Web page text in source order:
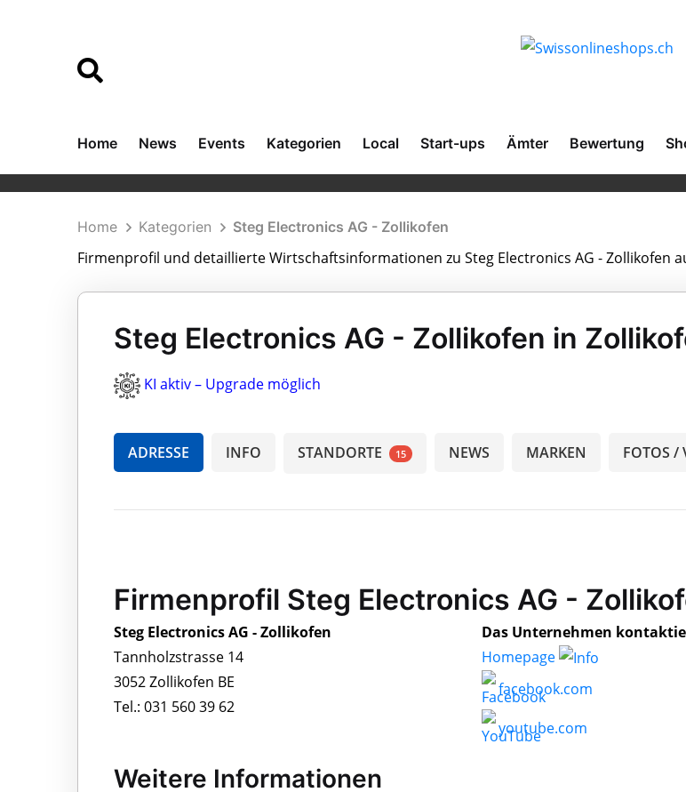
Home News Events Kategorien Local Start-ups Ämter Bewertung
Home Kategorien Steg Electronics AG - Zollikofen
Firmenprofil und detaillierte Wirtschaftsinformationen zu Steg Electronics AG - Zollikofen
Steg Electronics AG - Zollikofen in
KI aktiv – Upgrade möglich
ADRESSE INFO STANDORTE 15 NEWS MARKEN FOTOS /
Firmenprofil Steg Electronics AG -
Steg Electronics AG - Zollikofen
Tannholzstrasse 14
3052 Zollikofen BE
Tel.: 031 560 39 62
Das Unternehmen
Homepage
facebook.com
youtube.com
Weitere Informationen